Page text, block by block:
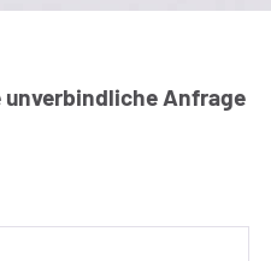
unverbindliche Anfrage